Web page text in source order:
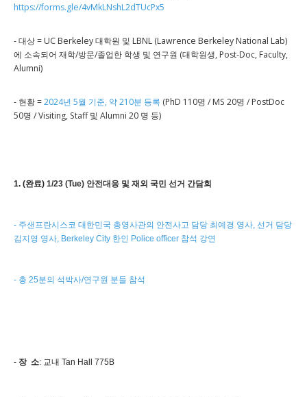
https://forms.gle/4vMkLNshL2dTUcPx5
- 대상 = UC Berkeley 대학원 및 LBNL (Lawrence Berkeley National Lab)
에 소속되어 재학/방문/졸업한 학생 및 연구원 (대학원생, Post-Doc, Faculty,
Alumni)
- 현황 =2024년 5월 기준, 약 210분 등록 (PhD 110명 / MS 20명 / PostDoc
50명 / Visiting, Staff 및 Alumni 20 명 등)
1. (완료) 1/23 (Tue) 안전대응 및 재외 국민 선거 간담회
- 주샌프란시스코 대한민국 총영사관의 안전사고 담당 최예경 영사, 선거 담당
김지영 영사, Berkeley City 한인 Police officer 참석 강연
- 총 25분의 석박사/연구원 분들 참석
- 장 소: 교내 Tan Hall 775B